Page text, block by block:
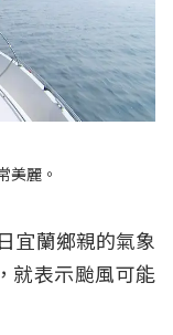
美麗。
宜蘭鄉親的氣象
就表示颱風可能